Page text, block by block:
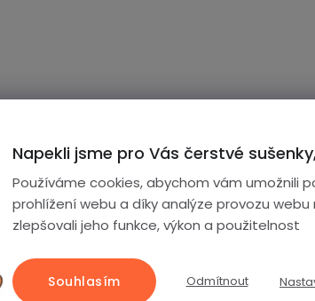
Napekli jsme pro Vás čerstvé
Používáme cookies, abychom vám umožnili
prohlížení webu a díky analýze provozu
zlepšovali jeho funkce, výkon a použitelnost
Odmítnout
Souhlasím